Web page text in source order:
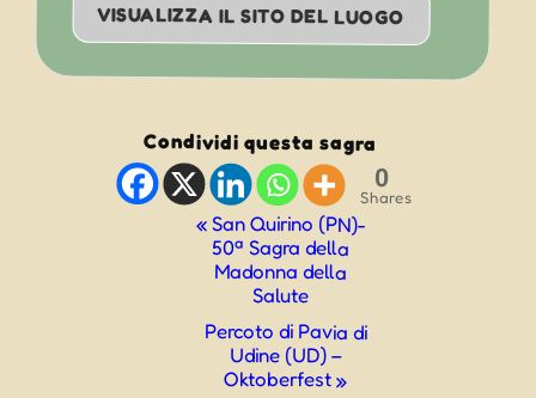
VISUALIZZA IL SITO DEL LUOGO
Condividi questa sagra
0
Shares
«San Quirino (PN)-
50ª Sagra della
Madonna della
Salute
Percoto di Pavia di
Udine (UD) –
Oktoberfest»